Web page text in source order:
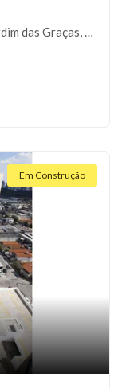
São Paulo-SP
Em Construção